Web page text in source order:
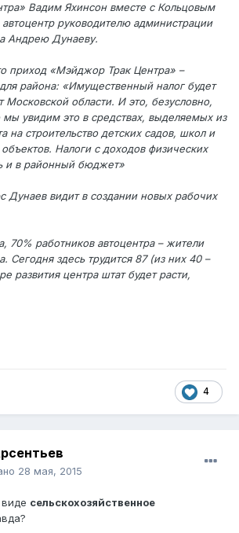
Вадим Яхинсон вместе с Кольцовым
руководителю администрации
Андрею Дунаеву.
приход «Мэйджор Трак Центра» –
района: «Имущественный налог будет
Московской области. И это, безусловно,
увидим это в средствах, выделяемых из
на строительство детских садов, школ и
Налоги с доходов физических
и в районный бюджет»
Дунаев видит в создании новых рабочих
70% работников автоцентра – жители
Сегодня здесь трудится 87 (из них 40 –
развития центра штат будет расти,
4
28 мая, 2015
сельскохозяйственное